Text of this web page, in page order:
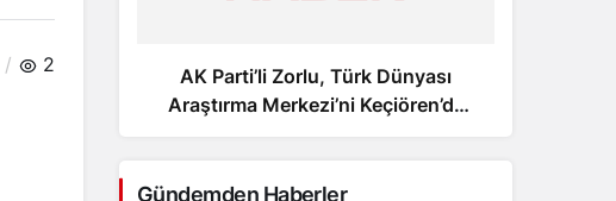
2
AK Parti’li Zorlu, Türk Dünyası
Araştırma Merkezi’ni Keçiören’de
Gündemden Haberler